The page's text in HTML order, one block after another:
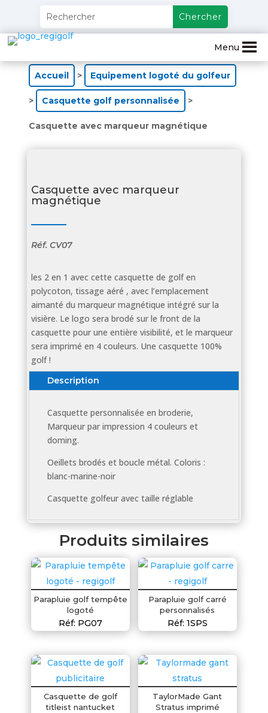
Menu
Accueil > Equipement logoté du golfeur
> Casquette golf personnalisée >
Casquette avec marqueur magnétique
Casquette avec marqueur
magnétique
Réf. CV07
les 2 en 1 avec cette casquette de golf en
polycoton, tissage aéré , avec l’emplacement
aimanté du marqueur magnétique intégré sur la
visière. Le logo sera brodé sur le front de la
casquette pour une entière visibilité, et le marqueur
sera imprimé en 4 couleurs. Une casquette 100%
golf !
Description
Casquette personnalisée en broderie,
Marqueur par impression 4 couleurs et
doming.
Oeillets brodés et boucle métal. Coloris :
blanc-marine-noir
Casquette golfeur avec taille réglable
Produits similaires
Parapluie golf tempête
logoté
Réf: PG07
Parapluie golf carré
personnalisés
Réf: 1SPS
Casquette de golf
titleist nantucket
TaylorMade Gant
Stratus imprimé